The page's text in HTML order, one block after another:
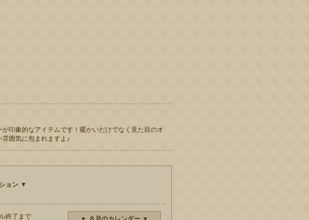
印象的なアイテムです！暖かいだけでなく見た目のオ
囲気に包まれますよ♪
ョン▼
終了まで